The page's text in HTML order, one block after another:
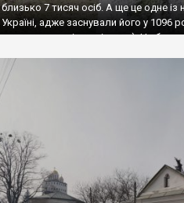
близько 7 тисяч осіб. А ще це одне із
Україні, адже заснували його у 1096
говорять деякі дослідники). Це було
сотню. Але, на жаль, від давніх